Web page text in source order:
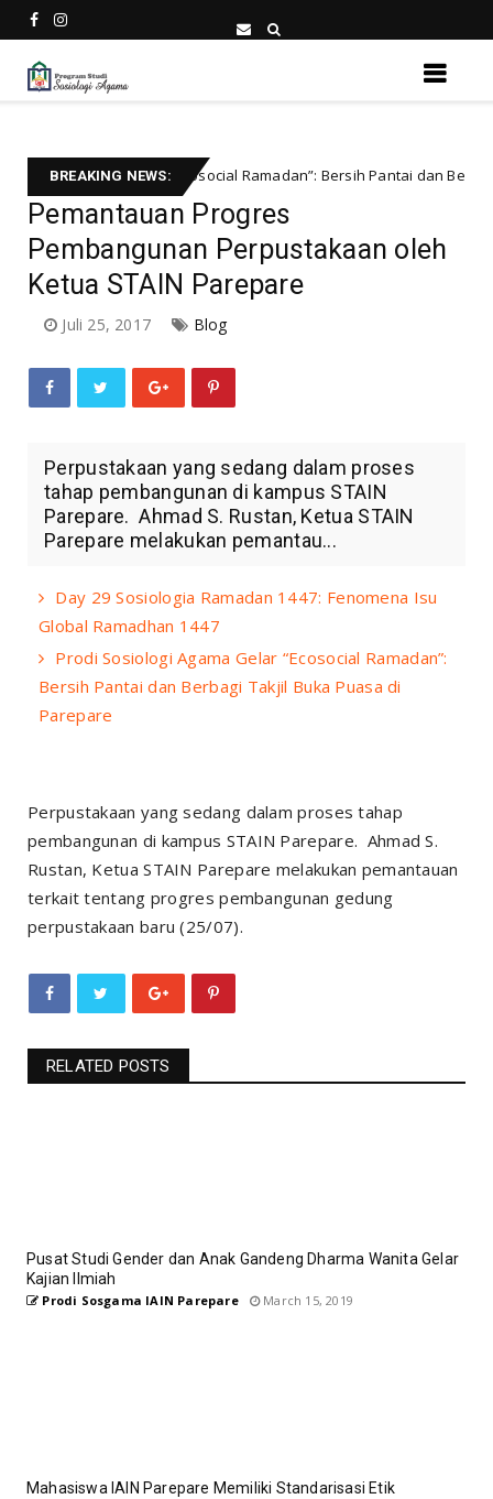
BREAKING NEWS:
Gelar “Ecosocial Ramadan”: Bersih Pantai dan Berbagi Takjil Buka
Pemantauan Progres
Pembangunan Perpustakaan oleh
Ketua STAIN Parepare
Juli 25, 2017 Blog
Perpustakaan yang sedang dalam proses
tahap pembangunan di kampus STAIN
Parepare. Ahmad S. Rustan, Ketua STAIN
Parepare melakukan pemantau...
Day 29 Sosiologia Ramadan 1447: Fenomena Isu
Global Ramadhan 1447
Prodi Sosiologi Agama Gelar “Ecosocial Ramadan”:
Bersih Pantai dan Berbagi Takjil Buka Puasa di
Parepare
Perpustakaan yang sedang dalam proses tahap
pembangunan di kampus STAIN Parepare. Ahmad S.
Rustan, Ketua STAIN Parepare melakukan pemantauan
terkait tentang progres pembangunan gedung
perpustakaan baru (25/07).
RELATED POSTS
Pusat Studi Gender dan Anak Gandeng Dharma Wanita Gelar
Kajian Ilmiah
Prodi Sosgama IAIN Parepare March 15, 2019
Mahasiswa IAIN Parepare Memiliki Standarisasi Etik